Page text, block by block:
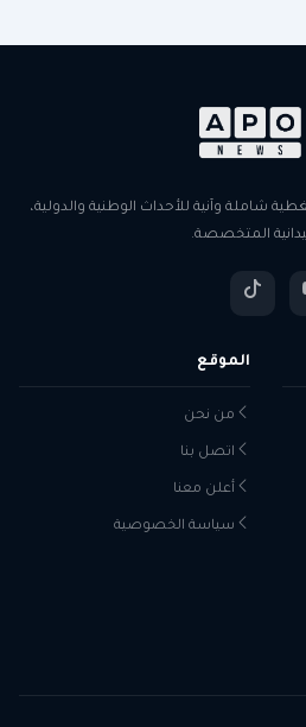
شاملة وآنية للأحداث الوطنية والدولية،
المتخصصة.
الموقع
من نحن
اتصل بنا
أعلن معنا
سياسة الخصوصية